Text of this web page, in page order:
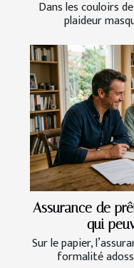
Dans les couloirs
plaideur
Assurance de
qui
Sur le papier,
formalité